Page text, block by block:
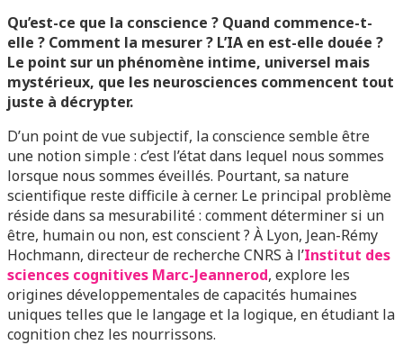
Qu’est-ce que la conscience ? Quand commence-t-
elle ? Comment la mesurer ? L’IA en est-elle douée ?
Le point sur un phénomène intime, universel mais
mystérieux, que les neurosciences commencent tout
juste à décrypter.
D’un point de vue subjectif, la conscience semble être
une notion simple : c’est l’état dans lequel nous sommes
lorsque nous sommes éveillés. Pourtant, sa nature
scientifique reste difficile à cerner. Le principal problème
réside dans sa mesurabilité : comment déterminer si un
être, humain ou non, est conscient ? À Lyon, Jean-Rémy
Hochmann, directeur de recherche CNRS à l’Institut des
sciences cognitives Marc-Jeannerod, explore les
origines développementales de capacités humaines
uniques telles que le langage et la logique, en étudiant la
cognition chez les nourrissons.